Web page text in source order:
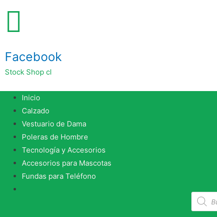
Facebook
Stock Shop cl
Inicio
Calzado
Vestuario de Dama
Poleras de Hombre
Tecnología y Accesorios
Accesorios para Mascotas
Fundas para Teléfono
de